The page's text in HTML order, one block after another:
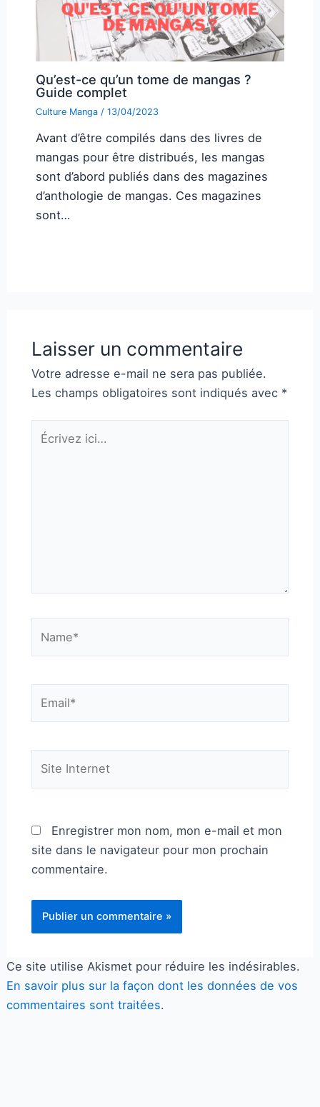
Qu’est-ce qu’un tome de mangas ?
Guide complet
Culture Manga/ 13/04/2023
Avant d’être compilés dans des livres de
mangas pour être distribués, les mangas
sont d’abord publiés dans des magazines
d’anthologie de mangas. Ces magazines
sont…
Laisser un commentaire
Votre adresse e-mail ne sera pas publiée.
Les champs obligatoires sont indiqués avec *
Écrivez
Internet
Enregistrer mon nom, mon e-mail et mon
site dans le navigateur pour mon prochain
commentaire.
Ce site utilise Akismet pour réduire les indésirables.
En savoir plus sur la façon dont les données de vos
commentaires sont traitées.